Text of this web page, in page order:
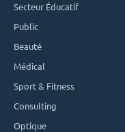
Secteur Éducatif
Public
Beauté
Médical
Sport & Fitness
Consulting
Optique